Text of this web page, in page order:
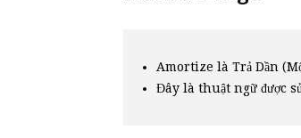
Amortize là Trả Dần
Đây là thuật ngữ được